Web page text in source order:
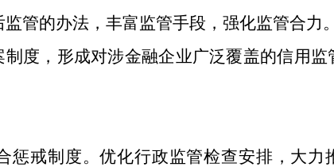
管的办法，丰富监管手段，强化监管合力。
度，形成对涉金融企业广泛覆盖的信用监
惩戒制度。优化行政监管检查安排，大力